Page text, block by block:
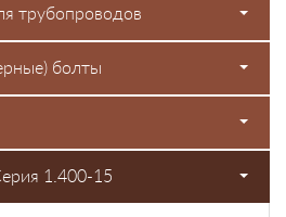
трубопроводов
болты
1.400-15